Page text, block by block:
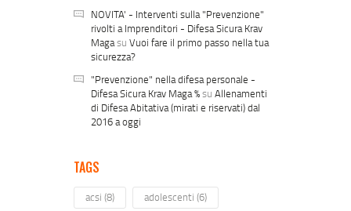
NOVITA' - Interventi sulla "Prevenzione"
rivolti a Imprenditori - Difesa Sicura Krav
MagasuVuoi fare il primo passo nella tua
sicurezza?
"Prevenzione" nella difesa personale -
Difesa Sicura Krav Maga %suAllenamenti
di Difesa Abitativa (mirati e riservati) dal
2016 a oggi
TAGS
acsi (8) adolescenti (6)